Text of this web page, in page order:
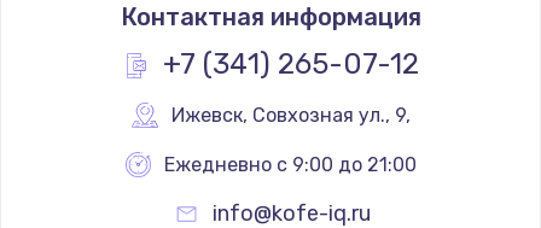
Контактная информация
+7 (341) 265-07-12
Ижевск, Совхозная ул., 9,
Ежедневно с 9:00 до 21:00
info@kofe-iq.ru